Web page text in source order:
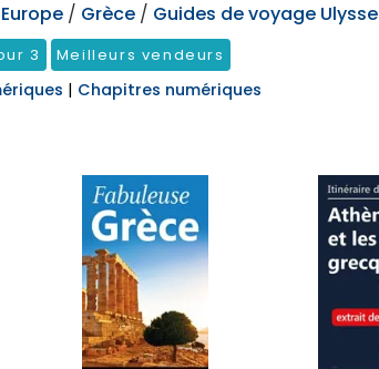
Europe / Grèce / Guides de voyage Ulysse
3 Meilleurs vendeurs
| Chapitres numériques